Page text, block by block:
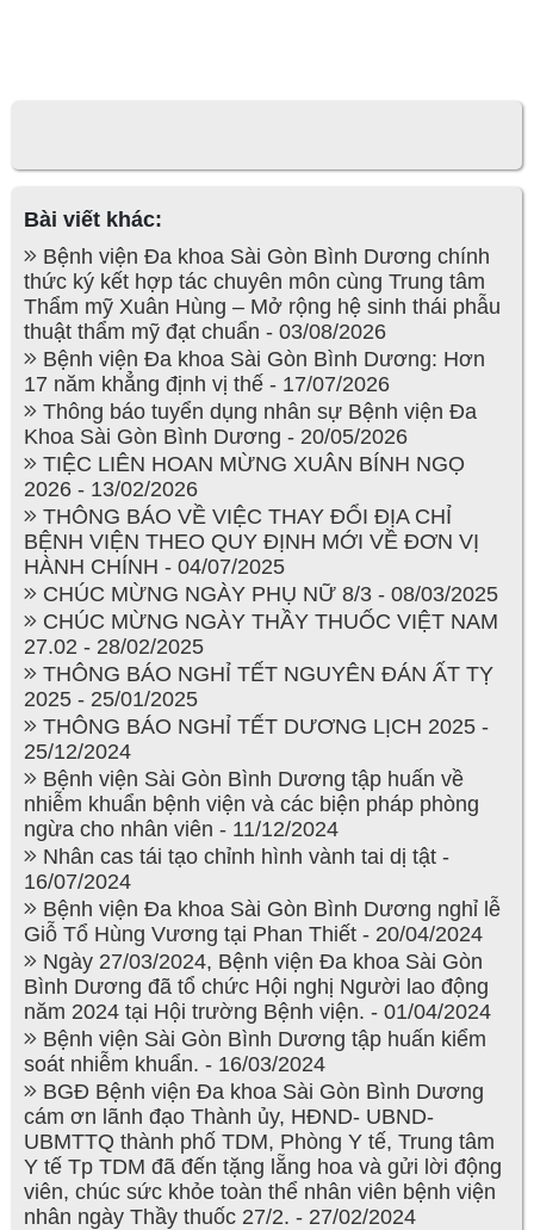
Bài viết khác:
Bệnh viện Đa khoa Sài Gòn Bình Dương chính
thức ký kết hợp tác chuyên môn cùng Trung tâm
Thẩm mỹ Xuân Hùng – Mở rộng hệ sinh thái phẫu
thuật thẩm mỹ đạt chuẩn - 03/08/2026
Bệnh viện Đa khoa Sài Gòn Bình Dương: Hơn
17 năm khẳng định vị thế - 17/07/2026
Thông báo tuyển dụng nhân sự Bệnh viện Đa
Khoa Sài Gòn Bình Dương - 20/05/2026
TIỆC LIÊN HOAN MỪNG XUÂN BÍNH NGỌ
2026 - 13/02/2026
THÔNG BÁO VỀ VIỆC THAY ĐỔI ĐỊA CHỈ
BỆNH VIỆN THEO QUY ĐỊNH MỚI VỀ ĐƠN VỊ
HÀNH CHÍNH - 04/07/2025
CHÚC MỪNG NGÀY PHỤ NỮ 8/3 - 08/03/2025
CHÚC MỪNG NGÀY THẦY THUỐC VIỆT NAM
27.02 - 28/02/2025
THÔNG BÁO NGHỈ TẾT NGUYÊN ĐÁN ẤT TỴ
2025 - 25/01/2025
THÔNG BÁO NGHỈ TẾT DƯƠNG LỊCH 2025 -
25/12/2024
Bệnh viện Sài Gòn Bình Dương tập huấn về
nhiễm khuẩn bệnh viện và các biện pháp phòng
ngừa cho nhân viên - 11/12/2024
Nhân cas tái tạo chỉnh hình vành tai dị tật -
16/07/2024
Bệnh viện Đa khoa Sài Gòn Bình Dương nghỉ lễ
Giỗ Tổ Hùng Vương tại Phan Thiết - 20/04/2024
Ngày 27/03/2024, Bệnh viện Đa khoa Sài Gòn
Bình Dương đã tổ chức Hội nghị Người lao động
năm 2024 tại Hội trường Bệnh viện. - 01/04/2024
Bệnh viện Sài Gòn Bình Dương tập huấn kiểm
soát nhiễm khuẩn. - 16/03/2024
BGĐ Bệnh viện Đa khoa Sài Gòn Bình Dương
cám ơn lãnh đạo Thành ủy, HĐND- UBND-
UBMTTQ thành phố TDM, Phòng Y tế, Trung tâm
Y tế Tp TDM đã đến tặng lẵng hoa và gửi lời động
viên, chúc sức khỏe toàn thể nhân viên bệnh viện
nhân ngày Thầy thuốc 27/2. - 27/02/2024